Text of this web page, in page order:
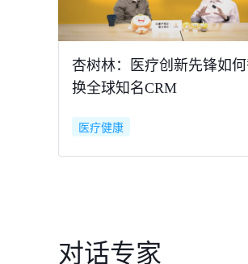
杏树林：医疗创新先锋如
换全球知名CRM
医疗健康
对话专家